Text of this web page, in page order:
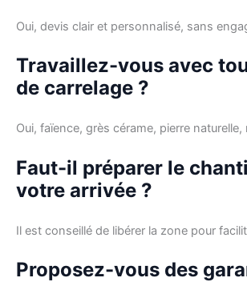
Oui, devis clair et personnalisé, sans
Travaillez-vous avec
de carrelage ?
Oui, faïence, grès cérame, pierre
Faut-il préparer le
votre arrivée ?
Il est conseillé de libérer la zone pour
Proposez-vous des